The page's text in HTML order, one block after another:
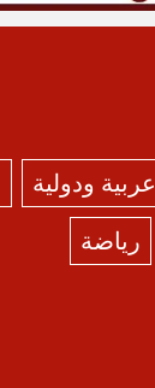
عربية ودولية
رياضة